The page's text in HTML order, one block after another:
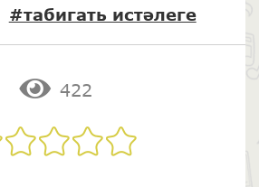
#табигать истәлеге
422